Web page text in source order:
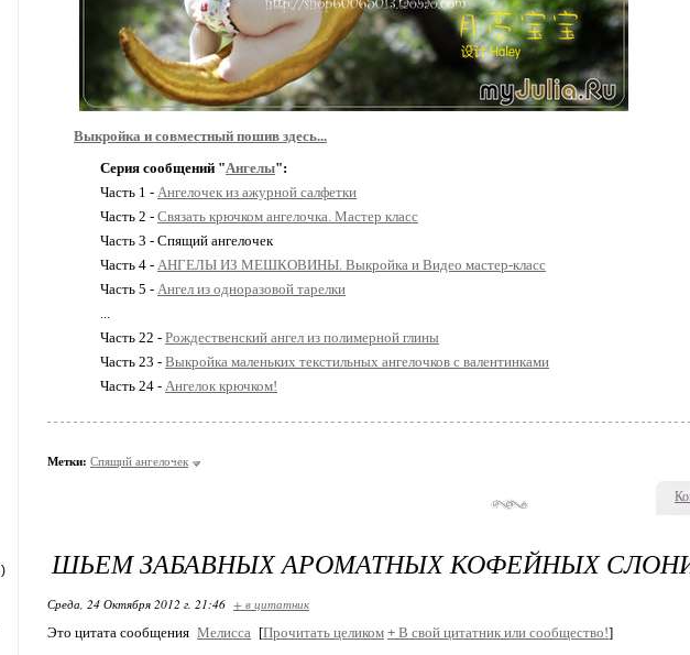
Выкройка и совместный пошив здесь...
Серия сообщений "Ангелы":
Часть 1 - Ангелочек из ажурной салфетки
Часть 2 - Связать крючком ангелочка. Мастер класс
Часть 3 - Спящий ангелочек
Часть 4 - АНГЕЛЫ ИЗ МЕШКОВИНЫ. Выкройка и Видео мастер-класс
Часть 5 - Ангел из одноразовой тарелки
...
Часть 22 - Рождественский ангел из полимерной глины
Часть 23 - Выкройка маленьких текстильных ангелочков с валентинками
Часть 24 - Ангелок крючком!
Метки: Спящий ангелочек
ШЬЕМ ЗАБАВНЫХ АРОМАТНЫХ КОФЕЙНЫХ
Среда, 24 Октября 2012 г. 21:46 + в цитатник
Это цитата сообщения Мелисса [Прочитать целиком + В свой цитатник или сообщество!]